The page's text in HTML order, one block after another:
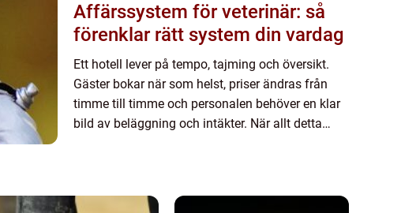
Affärssystem för veterinär: så
förenklar rätt system din vardag
Ett hotell lever på tempo, tajming och översikt.
Gäster bokar när som helst, priser ändras från
timme till timme och personalen behöver en klar
bild av beläggning och intäkter. När allt detta